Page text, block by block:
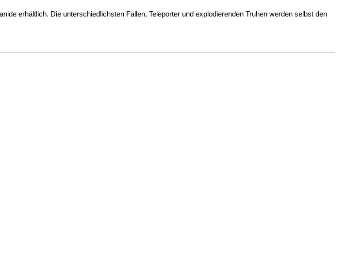
erhältlich. Die unterschiedlichsten Fallen, Teleporter und explodierenden Truhen werden selbst den